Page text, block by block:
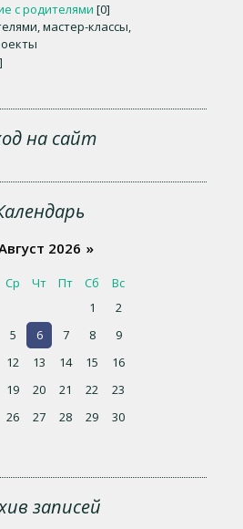
с родителями [0]
мастер-классы,
на сайт
2026 »
Ср Чт Пт Сб
Вс
1
2
5 6 7 8
9
12 13 14 15
16
19 20 21 22
23
26 27 28 29
30
записей